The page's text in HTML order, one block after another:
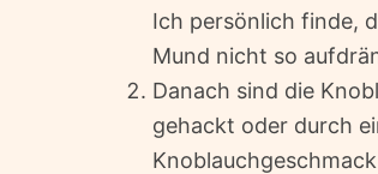
Ich persönlich finde,
Mund nicht so
Danach sind die
gehackt oder durch